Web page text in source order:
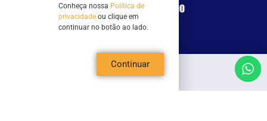
Todos os direitos reservados - Sociedade Rádio Araguaia de Brusque Ltda -
Conheça nossa Política de
privacidade ou clique em
continuar no botão ao lado.
Continuar